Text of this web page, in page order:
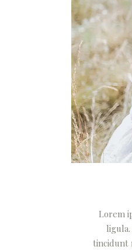
Lorem
tincidunt